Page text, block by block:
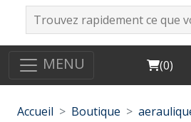
MENU Cart
(0)
Accueil Boutique